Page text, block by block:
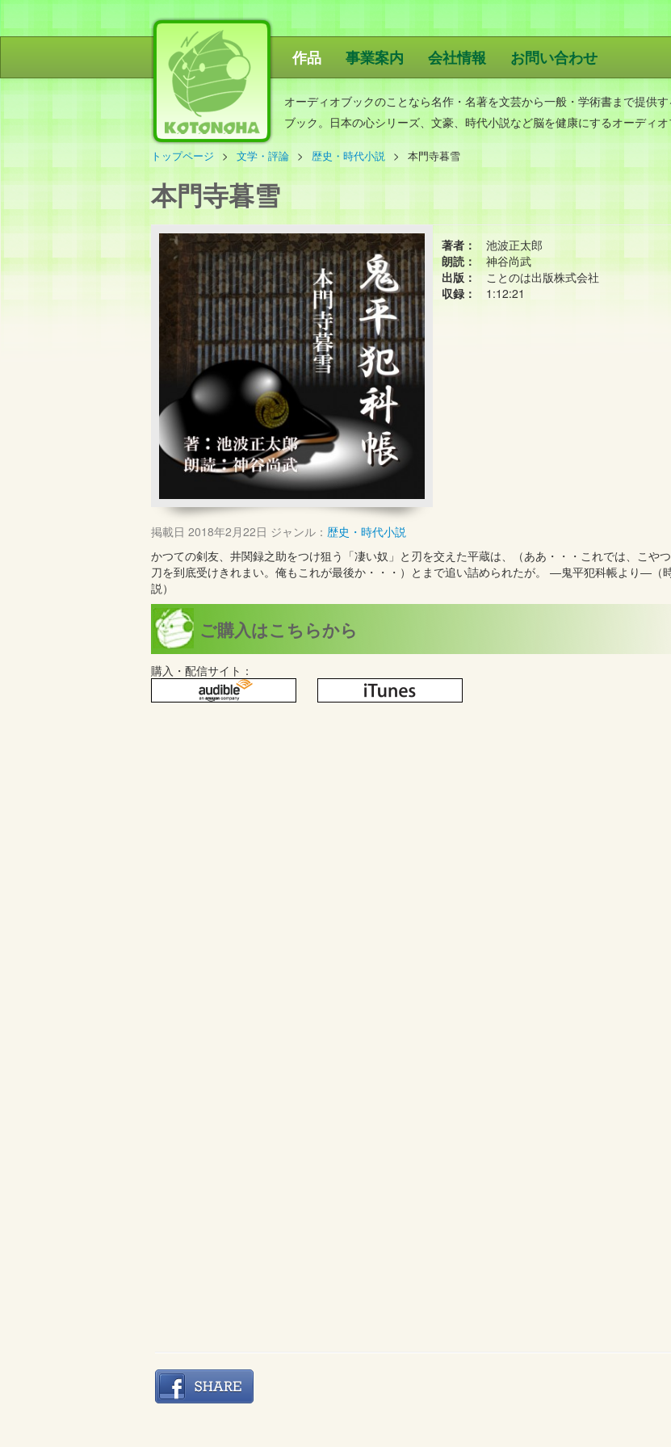
ことのは出版
作品 事業案内 会社情報 お問い合わせ
オーディオブックのことなら名作・名著を文芸から一般・学術書まで提供
ブック。日本の心シリーズ、文豪、時代小説など脳を健康にするオーディオ
トップページ 文学・評論 歴史・時代小説 本門寺暮雪
本門寺暮雪
著者：
池波正太郎
朗読：
神谷尚武
出版：
ことのは出版株式会社
収録：
1:12:21
掲載日 2018年2月22日 ジャンル： 歴史・時代小説
かつての剣友、井関録之助をつけ狙う「凄い奴」と刃を交えた平蔵は、（ああ・・・これでは、こや
刀を到底受けきれまい。俺もこれが最後か・・・）とまで追い詰められたが。 ―鬼平犯科帳より―（
説）
ご購入はこちらから
購入・配信サイト：